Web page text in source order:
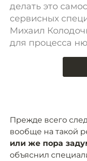
делать это
сервисных
Михаил
для процесса
Прежде всего
вообще на такой
или же пора
объяснил